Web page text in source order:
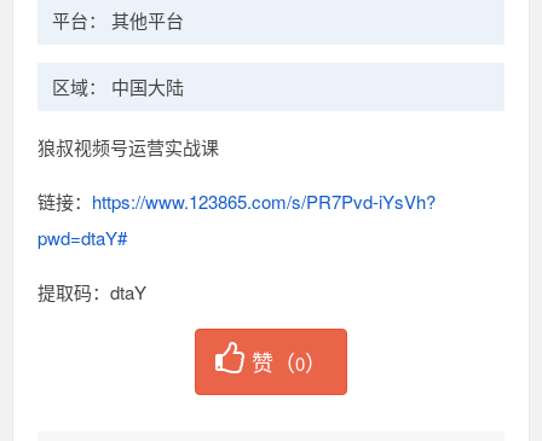
平台： 其他平台
区域： 中国大陆
狼叔视频号运营实战课
链接： https://www.123865.com/s/PR7Pvd-iYsVh?
pwd=dtaY#
提取码：dtaY
赞（0）